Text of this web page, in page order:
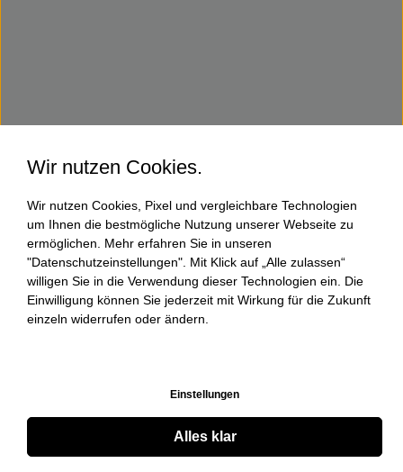
Wir nutzen Cookies.
Wir nutzen Cookies, Pixel und vergleichbare Technologien
um Ihnen die bestmögliche Nutzung unserer Webseite zu
ermöglichen. Mehr erfahren Sie in unseren
"Datenschutzeinstellungen". Mit Klick auf „Alle zulassen“
willigen Sie in die Verwendung dieser Technologien ein. Die
Einwilligung können Sie jederzeit mit Wirkung für die Zukunft
einzeln widerrufen oder ändern.
Einstellungen
Alles klar